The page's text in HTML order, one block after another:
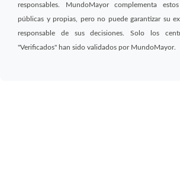
responsables. MundoMayor complementa
públicas y propias, pero no puede garantizar su
responsable de sus decisiones. Solo los
"Verificados" han sido validados por MundoMayor.